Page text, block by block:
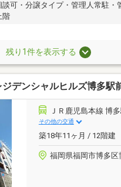
談可・分譲タイプ・管理人常駐・
階
残り1件を表示する
ジデンシャルヒルズ博多駅
ＪＲ鹿児島本線 博
その他の交通
築18年11ヶ月 / 12階建
福岡県福岡市博多区